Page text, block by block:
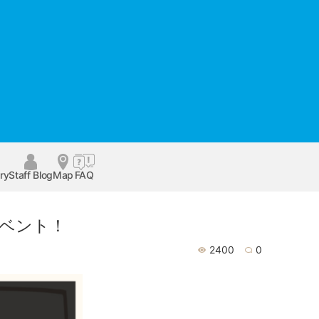
Staff BlogMap FAQ
ント！
2400 0